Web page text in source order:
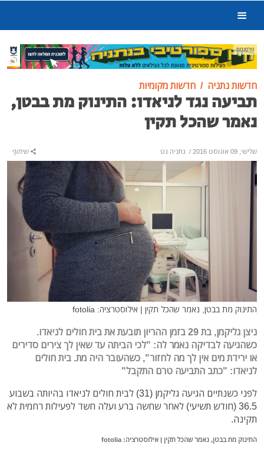
פרסומת
חדשות נתניה חדשות מקומיות
תביעה נגד לניאדו: התינוק מת בבטן,
נאמר שהכל תקין
שלישי, 09 אוגוסט 2016 / נתניה נט שיתוף
התינוק מת בבטן, נאמר שהכל תקין | אילוסטרציה: fotolia
ניצן גליקמן, בת 29 בזמן ההריון תובעת את בית חולים לניאדו.
כשהגיעה לבדיקה נאמר לה: "לכי הביתה עד שאין לך צירים סדירים
או ירידת מים אין לך מה לחזור", כשהעובר היה מת. בית חולים
לניאדו: "כתב התביעה טרם התקבל"
לפני כשנתיים הגיעה גליקמן (31) לבית חולים לניאדו בהיותה בשבוע
36.5 (חודש תשיעי) לאחר שחשה ברע ועלה חשד לפעילות רחמית לא
תקינה.
התינוק מת בבטן, נאמר שהכל תקין | אילוסטרציה: fotolia